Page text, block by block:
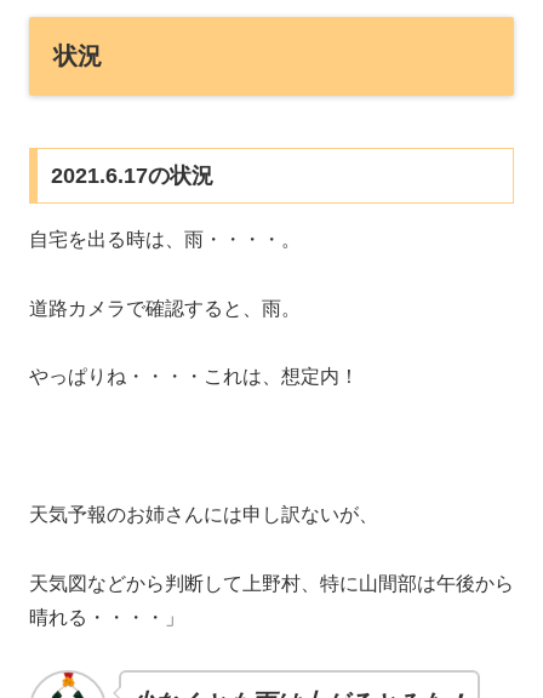
状況
2021.6.17の状況
自宅を出る時は、雨・・・・。
道路カメラで確認すると、雨。
やっぱりね・・・・これは、想定内！
天気予報のお姉さんには申し訳ないが、
天気図などから判断して上野村、特に山間部は午後から
晴れる・・・・」